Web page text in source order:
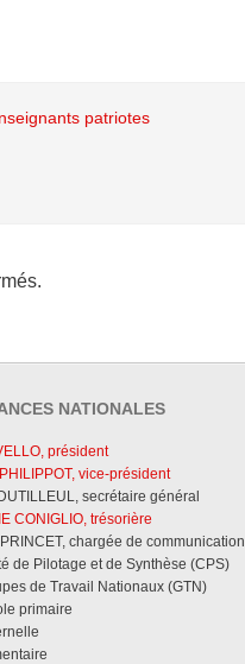
patriotes
NATIONALES
président
vice-président
secrétaire général
CONIGLIO, trésorière
chargée de communication
de Pilotage et de Synthèse (CPS)
de Travail Nationaux (GTN)
primaire